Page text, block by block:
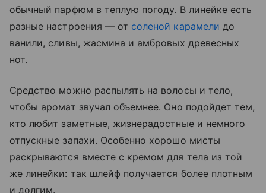
обычный парфюм в теплую погоду. В линейке есть
разные настроения — от соленой карамели до
ванили, сливы, жасмина и амбровых древесных
нот.
Средство можно распылять на волосы и тело,
чтобы аромат звучал объемнее. Оно подойдет тем,
кто любит заметные, жизнерадостные и немного
отпускные запахи. Особенно хорошо мисты
раскрываются вместе с кремом для тела из той
же линейки: так шлейф получается более плотным
и долгим.